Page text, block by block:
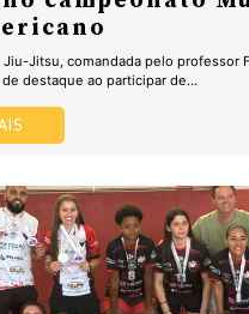
Jiu-Jitsu, comandada pelo professor
destaque ao participar de...